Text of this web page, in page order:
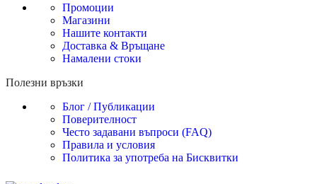
Промоции
Магазини
Нашите контакти
Доставка & Връщане
Намалени стоки
Полезни връзки
Блог / Публикации
Поверителност
Често задавани въпроси (FAQ)
Правила и условия
Политика за употреба на Бисквитки